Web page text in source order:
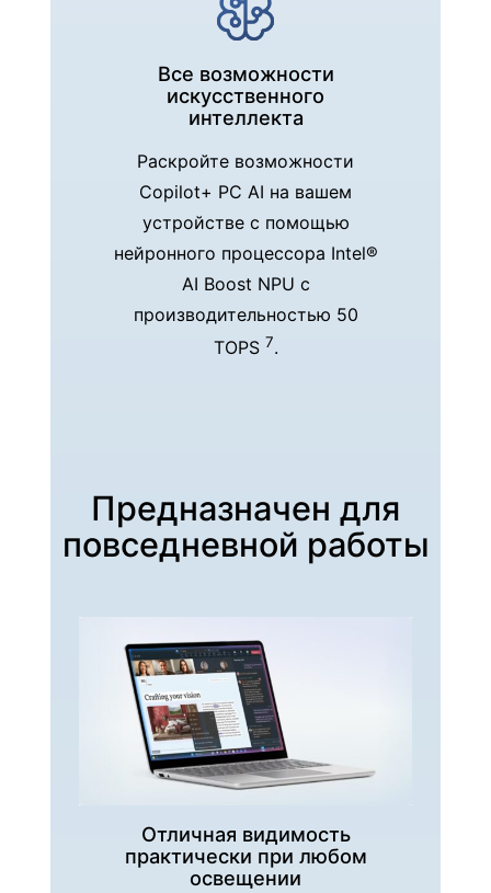
Все возможности
искусственного
интеллекта
Раскройте возможности
Copilot+ PC AI на вашем
устройстве с помощью
нейронного процессора Intel®
AI Boost NPU с
производительностью 50
TOPS 7.
Предназначен для
повседневной работы
Отличная видимость
практически при любом
освещении